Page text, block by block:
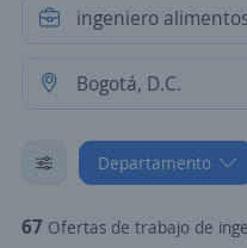
Departamento
67 Ofertas de trabajo de ingeniero